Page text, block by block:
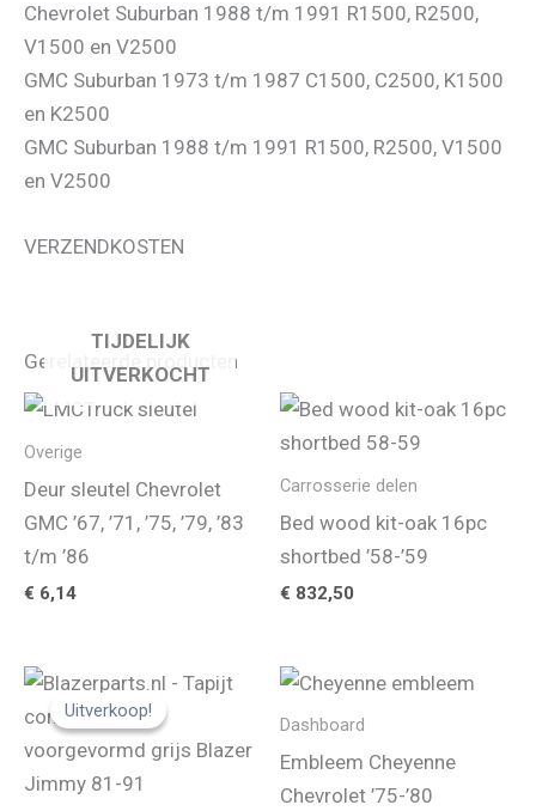
Chevrolet Suburban 1988 t/m 1991 R1500, R2500,
V1500 en V2500
GMC Suburban 1973 t/m 1987 C1500, C2500, K1500
en K2500
GMC Suburban 1988 t/m 1991 R1500, R2500, V1500
en V2500
VERZENDKOSTEN
Gerelateerde producten
TIJDELIJK
UITVERKOCHT
Overige
Deur sleutel Chevrolet
GMC ’67, ’71, ’75, ’79, ’83
t/m ’86
€ 6,14
Carrosserie delen
Bed wood kit-oak 16pc
shortbed ’58-’59
€ 832,50
Uitverkoop!
Uitverkoop!
Dashboard
Embleem Cheyenne
Chevrolet ’75-’80